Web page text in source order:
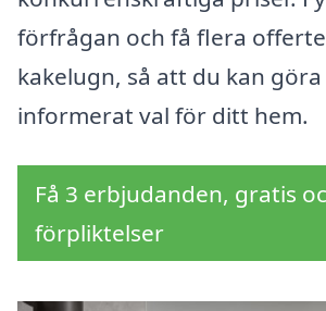
förfrågan och få flera
kakelugn, så att du kan
informerat val för ditt hem.
Få 3 erbjudanden, gratis
förpliktelser